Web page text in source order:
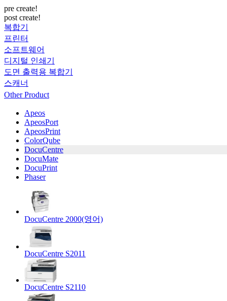
pre create!
post create!
복합기
프린터
소프트웨어
디지털 인쇄기
도면 출력용 복합기
스캐너
Other Product
Apeos
ApeosPort
ApeosPrint
ColorQube
DocuCentre
DocuMate
DocuPrint
Phaser
DocuCentre 2000(영어)
DocuCentre S2011
DocuCentre S2110